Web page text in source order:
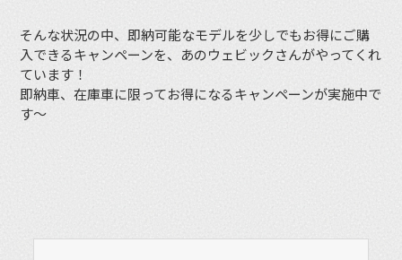
そんな状況の中、即納可能なモデルを少しでもお得にご購
入できるキャンペーンを、あのウェビックさんがやってくれ
ています！
即納車、在庫車に限ってお得になるキャンペーンが実施中で
す〜